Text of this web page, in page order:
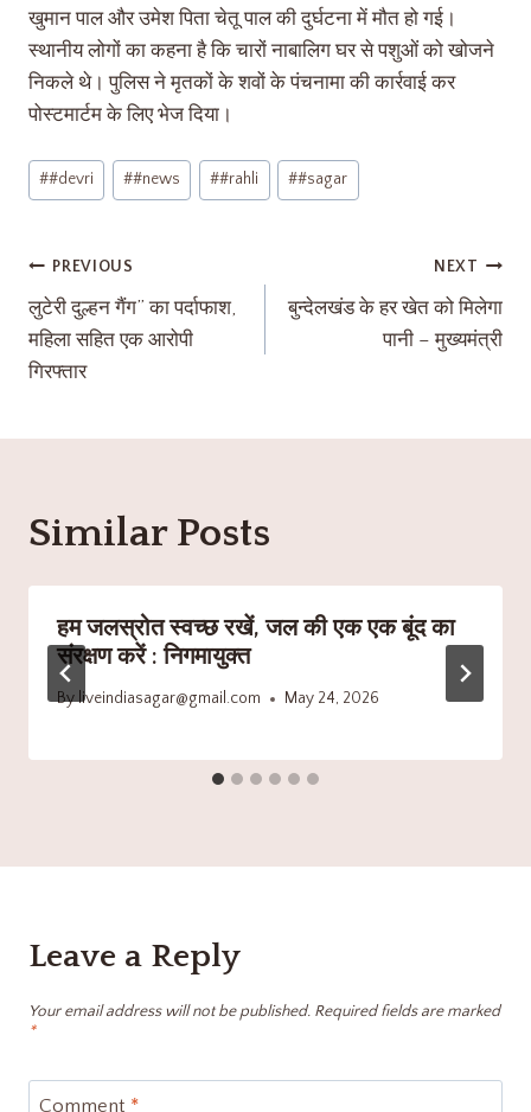
खुमान पाल और उमेश पिता चेतू पाल की दुर्घटना में मौत हो गई।
स्थानीय लोगों का कहना है कि चारों नाबालिग घर से पशुओं को खोजने
निकले थे। पुलिस ने मृतकों के शवों के पंचनामा की कार्रवाई कर
पोस्टमार्टम के लिए भेज दिया।
##devri ##news ##rahli ##sagar
PREVIOUS
लुटेरी दुल्हन गैंग” का पर्दाफाश,
महिला सहित एक आरोपी
गिरफ्तार
NEXT
बुन्देलखंड के हर खेत को मिलेगा
पानी – मुख्यमंत्री
Similar Posts
हम जलस्रोत स्वच्छ रखें, जल की एक एक बूंद का
संरक्षण करें : निगमायुक्त
Byliveindiasagar@gmail.com May 24, 2026
Leave a Reply
Your email address will not be published. Required fields are marked
*
Comment *